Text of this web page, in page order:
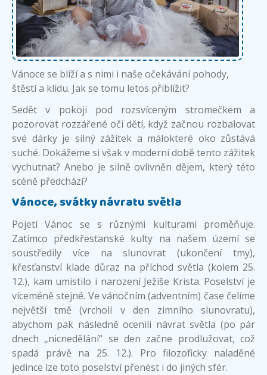
Vánoce se blíží a s nimi i naše očekávání pohody,
štěstí a klidu. Jak se tomu letos přiblížit?
Sedět v pokoji pod rozsvíceným stromečkem a
pozorovat rozzářené oči dětí, když začnou rozbalovat
své dárky je silný zážitek a málokteré oko zůstává
suché. Dokážeme si však v moderní době tento zážitek
vychutnat? Anebo je silně ovlivněn dějem, který této
scéně předchází?
Vánoce, svátky návratu světla
Pojetí Vánoc se s různými kulturami proměňuje.
Zatímco předkřesťanské kulty na našem území se
soustředily více na slunovrat (ukončení tmy),
křesťanství klade důraz na příchod světla (kolem 25.
12.), kam umístilo i narození Ježíše Krista. Poselství je
víceméně stejné. Ve vánočním (adventním) čase čelíme
největší tmě (vrcholí v den zimního slunovratu),
abychom pak následně ocenili návrat světla (po pár
dnech „nicnedělání“ se den začne prodlužovat, což
spadá právě na 25. 12.). Pro filozoficky naladěné
jedince lze toto poselství přenést i do jiných sfér.